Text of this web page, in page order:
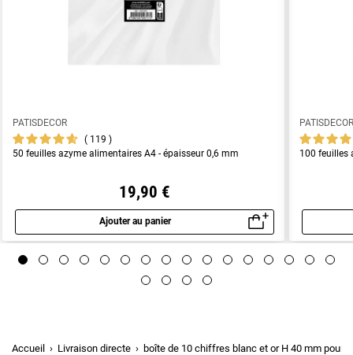
PATISDECOR
119
50 feuilles azyme alimentaires A4 - épaisseur 0,6 mm
19,90 €
Ajouter au panier
Aperçu rapide
100 feuilles
Accueil Livraison directe boîte de 10 chiffres blanc et or H 40 mm pour